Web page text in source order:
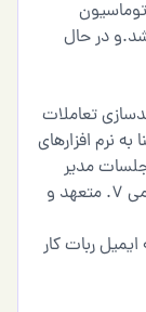
در حال
با مشتریان 2. مستندسازی تعاملات
به کلیه امور اداری 4. آشنا به نرم افزارهای
جلسات مدیر
عامل 6. خلاق و با انگیزه و علاقه مند به کار تیمی 7. متعهد و
ربات کار